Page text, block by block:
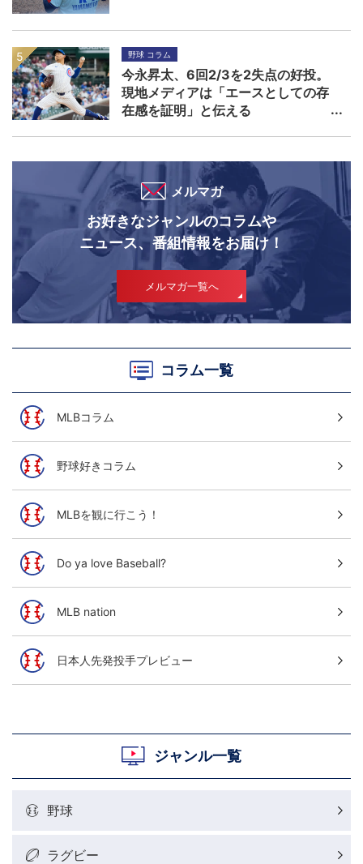
野球 コラム
今永昇太、6回2/3を2失点の好投。
現地メディアは「エースとしての存
在感を証明」と伝える
メルマガ
お好きなジャンルのコラムや
ニュース、番組情報をお届け！
メルマガ一覧へ
コラム一覧
MLBコラム
野球好きコラム
MLBを観に行こう！
Do ya love Baseball?
MLB nation
日本人先発投手プレビュー
ジャンル一覧
野球
ラグビー